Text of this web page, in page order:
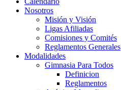
Nosotros
Misión y Visión
Ligas Afiliadas
Comisiones y Comités
Reglamentos Generales
Modalidades
Gimnasia Para Todos
Definicion
Reglamentos